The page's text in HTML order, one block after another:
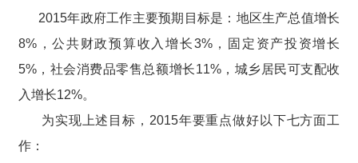
2015年政府工作主要预期目标是：地区生产总值增长
8%，公共财政预算收入增长3%，固定资产投资增长
5%，社会消费品零售总额增长11%，城乡居民可支配收
入增长12%。
为实现上述目标，2015年要重点做好以下七方面工
作：